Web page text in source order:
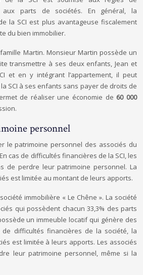
aux parts de sociétés. En général, la
la SCI est plus avantageuse fiscalement
du bien immobilier.
Martin. Monsieur Martin possède un
transmettre à ses deux enfants, Jean et
et en y intégrant l’appartement, il peut
SCI à ses enfants sans payer de droits de
de réaliser une économie de 60 000
personnel
le patrimoine personnel des associés du
cas de difficultés financières de la SCI, les
de perdre leur patrimoine personnel. La
est limitée au montant de leurs apports.
immobilière « Le Chêne ». La société
qui possèdent chacun 33,3% des parts
un immeuble locatif qui génère des
difficultés financières de la société, la
est limitée à leurs apports. Les associés
leur patrimoine personnel, même si la